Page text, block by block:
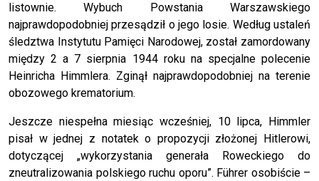
listownie. Wybuch Powstania Warszawskiego
najprawdopodobniej przesądził o jego losie. Według ustaleń
śledztwa Instytutu Pamięci Narodowej, został zamordowany
między 2 a 7 sierpnia 1944 roku na specjalne polecenie
Heinricha Himmlera. Zginął najprawdopodobniej na terenie
obozowego krematorium.
Jeszcze niespełna miesiąc wcześniej, 10 lipca, Himmler
pisał w jednej z notatek o propozycji złożonej Hitlerowi,
dotyczącej „wykorzystania generała Roweckiego do
zneutralizowania polskiego ruchu oporu”. Führer osobiście –